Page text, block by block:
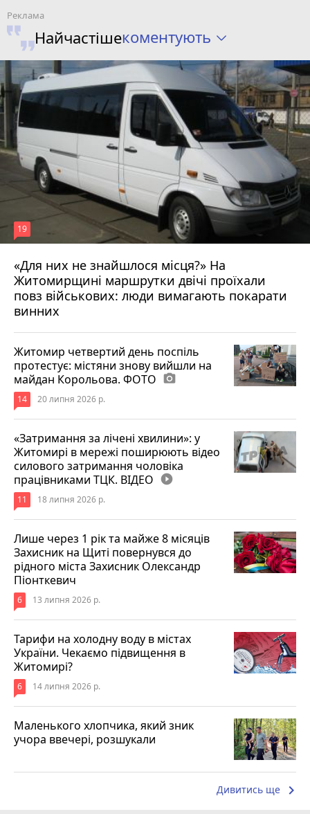
Найчастішекоментують
«Для них не знайшлося місця?» На
Житомирщині маршрутки двічі проїхали
повз військових: люди вимагають покарати
винних
19
17 липня 2026 р.
Житомир четвертий день поспіль
протестує: містяни знову вийшли на
майдан Корольова. ФОТО photo_camera
14 20 липня 2026 р.
«Затримання за лічені хвилини»: у
Житомирі в мережі поширюють відео
силового затримання чоловіка
працівниками ТЦК. ВІДЕО play_circle_filled
11 18 липня 2026 р.
Лише через 1 рік та майже 8 місяців
Захисник на Щиті повернувся до
рідного міста Захисник Олександр
Піонткевич
6 13 липня 2026 р.
Тарифи на холодну воду в містах
України. Чекаємо підвищення в
Житомирі?
6 14 липня 2026 р.
Маленького хлопчика, який зник
учора ввечері, розшукали
Дивитись ще keyboard_arrow_right